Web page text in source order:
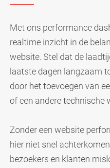
Met ons performance
realtime inzicht in de
website. Stel dat de
laatste dagen langzaam
door het toevoegen van
of een andere technische
Zonder een website
hier niet snel
bezoekers en klanten